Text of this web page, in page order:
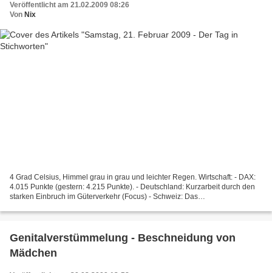
Veröffentlicht am 21.02.2009 08:26
Von Nix
4 Grad Celsius, Himmel grau in grau und leichter Regen. Wirtschaft: - DAX:
4.015 Punkte (gestern: 4.215 Punkte). - Deutschland: Kurzarbeit durch den
starken Einbruch im Güterverkehr (Focus) - Schweiz: Das
Genitalverstümmelung - Beschneidung von
Mädchen